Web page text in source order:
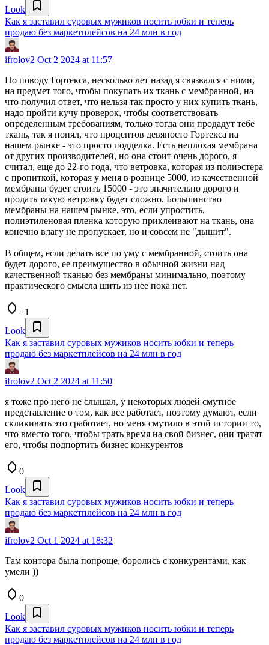
Look
Как я заставил суровых мужиков носить юбки и теперь
продаю без маркетплейсов на 24 млн в год
ifrolov2 Oct 2 2024 at 11:57
По поводу Гортекса, несколько лет назад я связвался с ними,
на предмет того, чтобы покупать их ткань с мембранной, на
что получил ответ, что нельзя так просто у них купить ткань,
надо пройти кучу проверок, чтобы соответствовать
определенным требованиям, только тогда они продадут тебе
ткань, так я понял, что процентов девяносто Гортекса на
нашем рынке - это просто подделка. Есть неплохая мембрана
от других производителей, но она стоит очень дорого, я
считал, еще до 22-го года, что ветровка, которая из полиэстера
с пропиткой, которая у меня в рознице 5000, из качественной
мембраны будет стоить 15000 - это значительно дорого и
продать такую ветровку будет сложно. Большинство
мембраны на нашем рынке, это, если упростить,
полиэтиленовая пленка которую приклеивают на ткань, она
конечно влагу не пропускает, но и совсем не "дышит".
В общем, если делать все по уму с мембранной, стоить она
будет дорого, ее преимущество в обычной жизни над
качественной тканью без мембраны минимально, поэтому
практического смысла шить из нее пока нет.
+1
Look
Как я заставил суровых мужиков носить юбки и теперь
продаю без маркетплейсов на 24 млн в год
ifrolov2 Oct 2 2024 at 11:50
я тоже про него не слышал, у некоторых людей смутное
представление о том, как все работает, поэтому думают, если
скликивать это сработает, но меня смутило в этой истории то,
что вместо того, чтобы трать время на свой бизнес, они тратят
его, чтобы подпортить бизнес конкурентов
0
Look
Как я заставил суровых мужиков носить юбки и теперь
продаю без маркетплейсов на 24 млн в год
ifrolov2 Oct 1 2024 at 18:32
Там контора была попроще, боролись с конкурентами, как
умели ))
0
Look
Как я заставил суровых мужиков носить юбки и теперь
продаю без маркетплейсов на 24 млн в год